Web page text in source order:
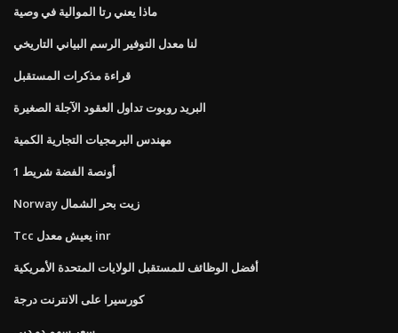
ماذا يعني رتا الموالية في وصية
لنا معدل التوفير الرسم البياني التاريخي
قراءة مذكرات المستقبل
البريد روبوت تداول العقود الآجلة الصغيرة
مهندس البرمجيات التجارية الكمية
1 أونصة الفضة شريط
Norway زيت بحر الشمال
Tcc يعيش معدل inr
أفضل الوظائف للمستقبل الولايات المتحدة الأمريكية
كورسيرا على الانترنت درجة